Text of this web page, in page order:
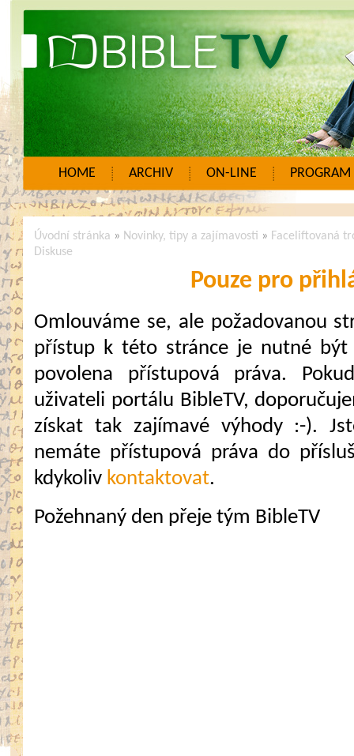
HOME ARCHIV ON-LINE PROGRAM
Úvodní stránka » Novinky, tipy a zajímavosti » Faceliftovaná
Diskuse
Pouze pro
Omlouváme se, ale požadovanou
přístup k této stránce je nutné
povolena přístupová práva.
uživateli portálu BibleTV,
získat tak zajímavé výhody :-).
nemáte přístupová práva do
kdykoliv kontaktovat.
Požehnaný den přeje tým BibleTV